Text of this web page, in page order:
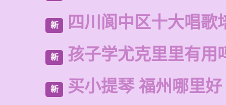
新 四川阆中区十大唱歌
新 孩子学尤克里里有用
新 买小提琴 福州哪里好